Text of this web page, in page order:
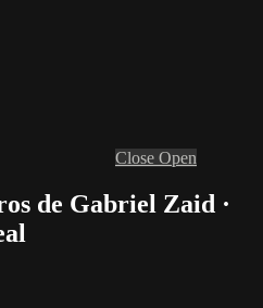
Close Open
de Gabriel Zaid ·